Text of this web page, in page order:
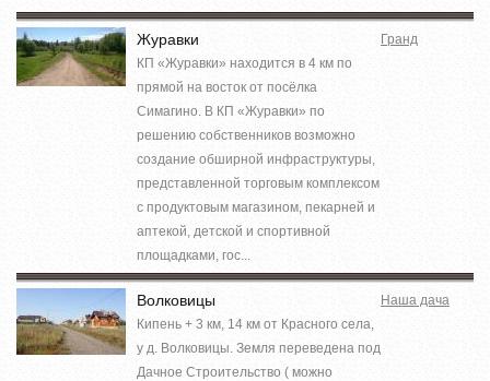
Журавки
КП «Журавки» находится в 4 км по
прямой на восток от посёлка
Симагино. В КП «Журавки» по
решению собственников возможно
создание обширной инфраструктуры,
представленной торговым комплексом
с продуктовым магазином, пекарней и
аптекой, детской и спортивной
площадками, гос...
Гранд
Волковицы
Кипень + 3 км, 14 км от Красного села,
у д. Волковицы. Земля переведена под
Дачное Строительство ( можно
Наша дача